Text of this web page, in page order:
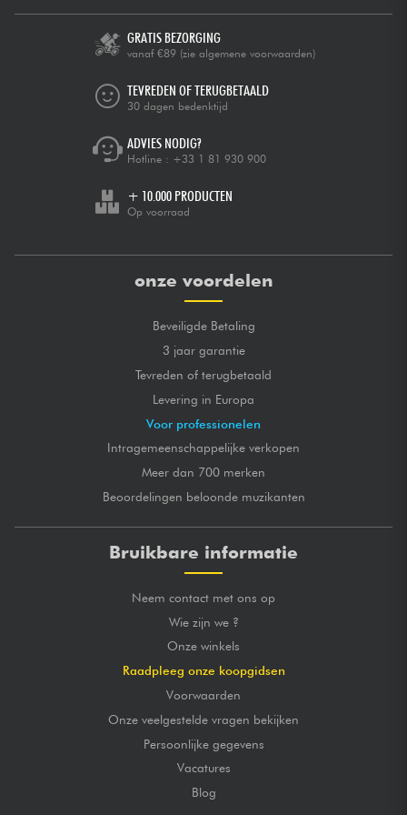
GRATIS BEZORGING
vanaf €89 (zie algemene voorwaarden)
TEVREDEN OF TERUGBETAALD
30 dagen bedenktijd
ADVIES NODIG?
Hotline : +33 1 81 930 900
+ 10.000 PRODUCTEN
Op voorraad
onze voordelen
Beveiligde Betaling
3 jaar garantie
Tevreden of terugbetaald
Levering in Europa
Voor professionelen
Intragemeenschappelijke verkopen
Meer dan 700 merken
Beoordelingen beloonde muzikanten
Bruikbare informatie
Neem contact met ons op
Wie zijn we ?
Onze winkels
Raadpleeg onze koopgidsen
Voorwaarden
Onze veelgestelde vragen bekijken
Persoonlijke gegevens
Vacatures
Blog